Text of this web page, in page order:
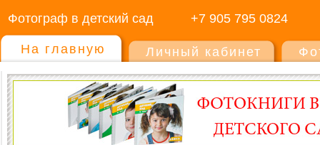
Фотограф в детский сад +7 905 795 0824
На главную Личный кабинет